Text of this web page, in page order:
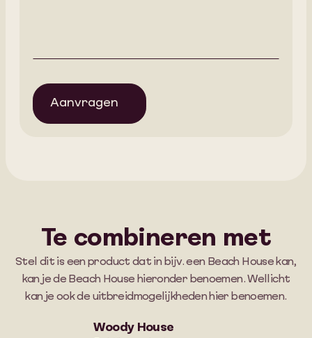
Aanvragen
Te combineren met
Stel dit is een product dat in bijv. een Beach House kan,
kan je de Beach House hieronder benoemen. Wellicht
kan je ook de uitbreidmogelijkheden hier benoemen.
Woody House